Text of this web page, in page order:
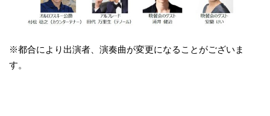
※都合により出演者、演奏曲が変更になることがございま
す。